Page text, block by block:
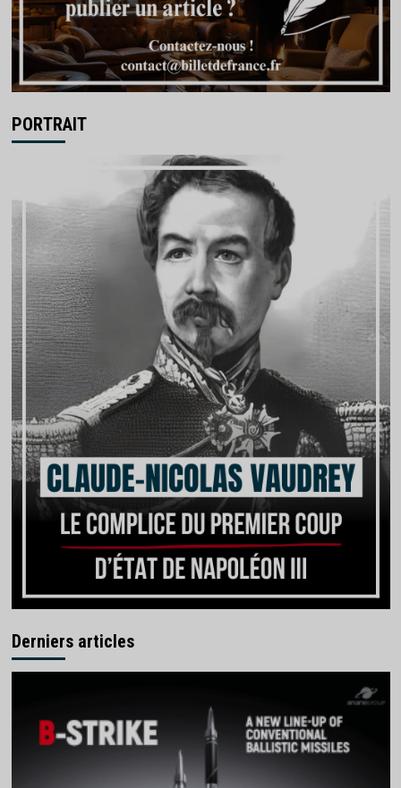
PORTRAIT
Derniers articles